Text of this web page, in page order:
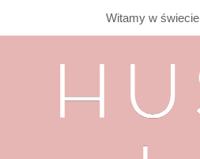
Witamy w świecie